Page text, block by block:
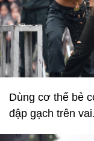
Dùng cơ thể bẻ
đập gạch trên vai.